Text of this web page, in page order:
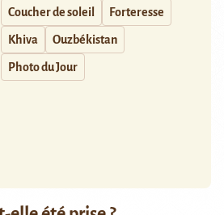
Coucher de soleil Forteresse
Khiva Ouzbékistan
Photo du Jour